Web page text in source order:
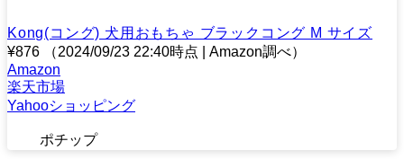
Kong(コング) 犬用おもちゃ ブラックコング M サイズ
¥876
（2024/09/23 22:40時点 | Amazon調べ）
Amazon
楽天市場
Yahooショッピング
ポチップ